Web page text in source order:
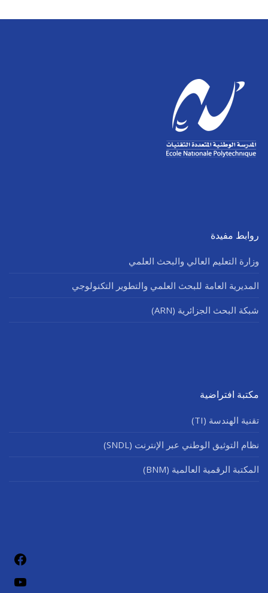
روابط مفيدة
وزارة التعليم العالي والبحث العلمي
المديرية العامة للبحث العلمي والتطوير التكنولوجي
شبكة البحث الجزائرية (ARN)
مكتبة افتراضية
تقنية الهندسة (TI)
نظام التوثيق الوطني عبر الإنترنت (SNDL)
المكتبة الرقمية العالمية (BNM)